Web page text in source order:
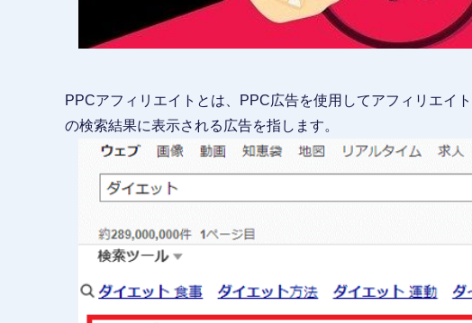
PPCアフィリエイトとは、PPC広告を使用してアフィリエイ
の検索結果に表示される広告を指します。